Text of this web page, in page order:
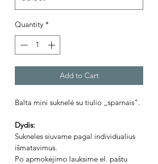
Quantity *
Add to Cart
Balta mini suknelė su tiulio „sparnais".
Dydis:
Sukneles siuvame pagal individualius
išmatavimus.
Po apmokėjimo lauksime el. paštu